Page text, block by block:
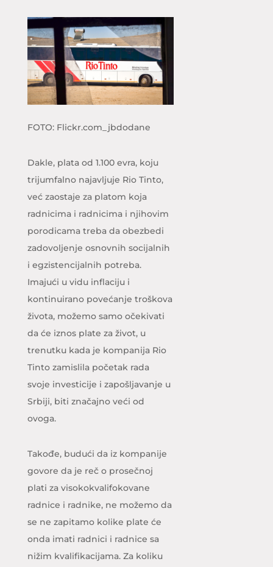
FOTO: Flickr.com_jbdodane
Dakle, plata od 1.100 evra, koju
trijumfalno najavljuje Rio Tinto,
već zaostaje za platom koja
radnicima i radnicima i njihovim
porodicama treba da obezbedi
zadovoljenje osnovnih socijalnih
i egzistencijalnih potreba.
Imajući u vidu inflaciju i
kontinuirano povećanje troškova
života, možemo samo očekivati
da će iznos plate za život, u
trenutku kada je kompanija Rio
Tinto zamislila početak rada
svoje investicije i zapošljavanje u
Srbiji, biti značajno veći od
ovoga.
Takođe, budući da iz kompanije
govore da je reč o prosečnoj
plati za visokokvalifokovane
radnice i radnike, ne možemo da
se ne zapitamo kolike plate će
onda imati radnici i radnice sa
nižim kvalifikacijama. Za koliku